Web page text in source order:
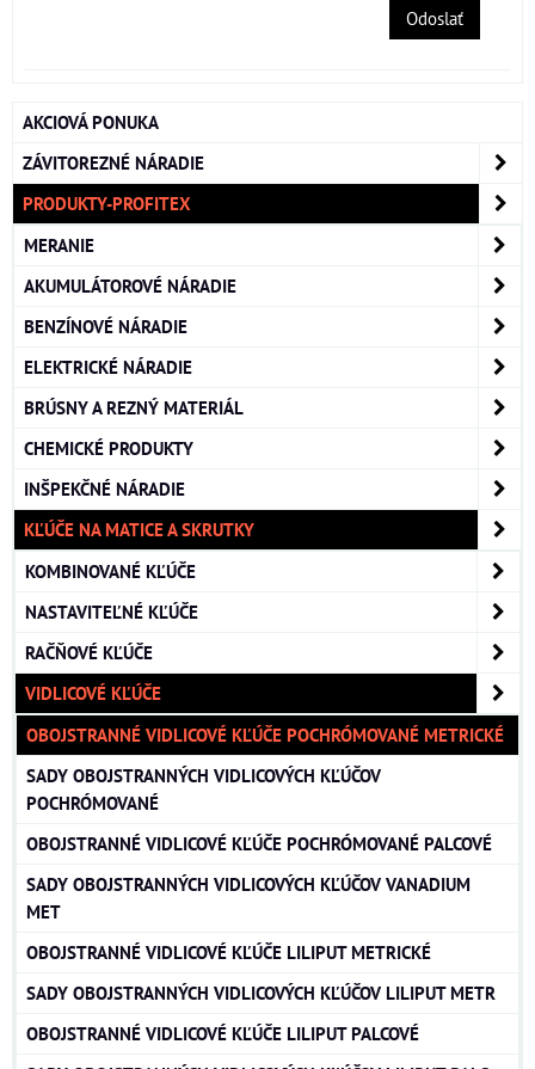
Odoslať
AKCIOVÁ PONUKA
ZÁVITOREZNÉ NÁRADIE
PRODUKTY-PROFITEX
MERANIE
AKUMULÁTOROVÉ NÁRADIE
BENZÍNOVÉ NÁRADIE
ELEKTRICKÉ NÁRADIE
BRÚSNY A REZNÝ MATERIÁL
CHEMICKÉ PRODUKTY
INŠPEKČNÉ NÁRADIE
KĽÚČE NA MATICE A SKRUTKY
KOMBINOVANÉ KĽÚČE
NASTAVITEĽNÉ KĽÚČE
RAČŇOVÉ KĽÚČE
VIDLICOVÉ KĽÚČE
OBOJSTRANNÉ VIDLICOVÉ KĽÚČE POCHRÓMOVANÉ METRICKÉ
SADY OBOJSTRANNÝCH VIDLICOVÝCH KĽÚČOV
POCHRÓMOVANÉ
OBOJSTRANNÉ VIDLICOVÉ KĽÚČE POCHRÓMOVANÉ PALCOVÉ
SADY OBOJSTRANNÝCH VIDLICOVÝCH KĽÚČOV VANADIUM
MET
OBOJSTRANNÉ VIDLICOVÉ KĽÚČE LILIPUT METRICKÉ
SADY OBOJSTRANNÝCH VIDLICOVÝCH KĽÚČOV LILIPUT METR
OBOJSTRANNÉ VIDLICOVÉ KĽÚČE LILIPUT PALCOVÉ